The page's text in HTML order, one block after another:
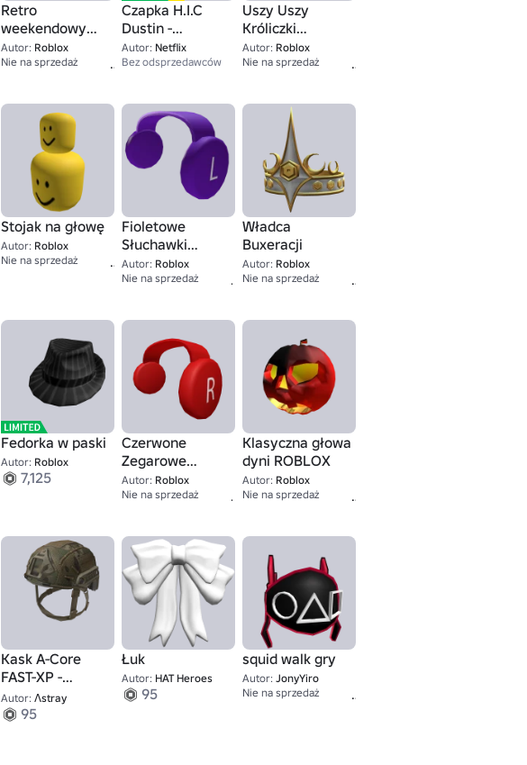
2,000
Retro
weekendowy
abażur
Autor: Roblox
Nie na sprzedaż
350
Czapka H.I.C
Dustin -
Stranger Things:
Opowieści z '85
Autor: Netflix
Bez odsprzedawców
Uszy Uszy
Króliczki
Showdown
Autor: Roblox
Nie na sprzedaż
Stojak na głowę
Autor: Roblox
Nie na sprzedaż
2,000
Fioletowe
Słuchawki
Zegarowe
Autor: Roblox
Nie na sprzedaż
40K+
Władca
Buxeracji
Autor: Roblox
Nie na sprzedaż
Fedorka w paski
Autor: Roblox
7,125
Czerwone
Zegarowe
Słuchawki
Autor: Roblox
Nie na sprzedaż
25K+
Klasyczna głowa
dyni ROBLOX
Autor: Roblox
Nie na sprzedaż
Kask A-Core
FAST-XP -
Osłona kamery
Autor: Λstray
95
Łuk
Autor: HAT Heroes
95
squid walk gry
Autor: JonyYiro
Nie na sprzedaż